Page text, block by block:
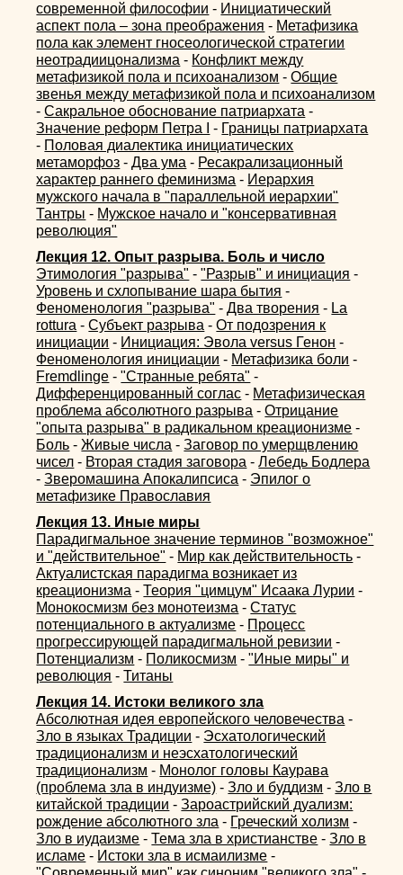
современной философии - Инициатический
аспект пола – зона преображения - Метафизика
пола как элемент гносеологической стратегии
неотрадиицонализма - Конфликт между
метафизикой пола и психоанализом -Общие
звенья между метафизикой пола и психоанализом
-Сакральное обоснование патриархата -
Значение реформ Петра I
- Границы патриархата
- Половая диалектика инициатических
метаморфоз -Два ума - Ресакрализационный
характер раннего феминизма - Иерархия
мужского начала в "параллельной иерархии"
Тантры - Мужское начало и "консервативная
революция"
Лекция 12. Опыт разрыва. Боль и число
Этимология "разрыва" -"Разрыв" и инициация -
Уровень и схлопывание шара бытия -
Феноменология "разрыва" -Два творения - La
rottura -Субъект разрыва -От подозрения к
инициации - Инициация: Эвола versus Генон -
Феноменология инициации - Метафизика боли -
Fremdlinge -"Странные ребята" -
Дифференцированный соглас - Метафизическая
проблема абсолютного разрыва -Отрицание
"опыта разрыва" в радикальном креационизме -
Боль -Живые числа -Заговор по умерщвлению
чисел - Вторая стадия заговора -Лебедь Бодлера
-Зверомашина Апокалипсиса - Эпилог о
метафизике Православия
Лекция 13. Иные миры
Парадигмальное значение терминов "возможное"
и "действительное" - Мир как действительность -
Актуалистская парадигма возникает из
креационизма -Теория "цимцум" Исаака Лурии -
Монокосмизм без монотеизма -Статус
потенциального в актуализме - Процесс
прогрессирующей парадигмальной ревизии -
Потенциализм - Поликосмизм -"Иные миры" и
революция -Титаны
Лекция 14. Истоки великого зла
Абсолютная идея европейского человечества -
Зло в языках Традиции - Эсхатологический
традиционализм и неэсхатологический
традиционализм - Монолог головы Каурава
(проблема зла в индуизме) -Зло и буддизм -Зло в
китайской традиции -Зароастрийский дуализм:
рождение абсолютного зла - Греческий холизм -
Зло в иудаизме -Тема зла в христианстве -Зло в
исламе - Истоки зла в исмаилизме -